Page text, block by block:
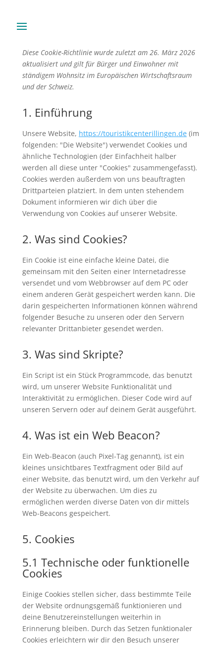
Diese Cookie-Richtlinie wurde zuletzt am 26. März 2026
aktualisiert und gilt für Bürger und Einwohner mit
ständigem Wohnsitz im Europäischen Wirtschaftsraum
und der Schweiz.
1. Einführung
Unsere Website, https://touristikcenterillingen.de(im
folgenden: "Die Website") verwendet Cookies und
ähnliche Technologien (der Einfachheit halber
werden all diese unter "Cookies" zusammengefasst).
Cookies werden außerdem von uns beauftragten
Drittparteien platziert. In dem unten stehendem
Dokument informieren wir dich über die
Verwendung von Cookies auf unserer Website.
2. Was sind Cookies?
Ein Cookie ist eine einfache kleine Datei, die
gemeinsam mit den Seiten einer Internetadresse
versendet und vom Webbrowser auf dem PC oder
einem anderen Gerät gespeichert werden kann. Die
darin gespeicherten Informationen können während
folgender Besuche zu unseren oder den Servern
relevanter Drittanbieter gesendet werden.
3. Was sind Skripte?
Ein Script ist ein Stück Programmcode, das benutzt
wird, um unserer Website Funktionalität und
Interaktivität zu ermöglichen. Dieser Code wird auf
unseren Servern oder auf deinem Gerät ausgeführt.
4. Was ist ein Web Beacon?
Ein Web-Beacon (auch Pixel-Tag genannt), ist ein
kleines unsichtbares Textfragment oder Bild auf
einer Website, das benutzt wird, um den Verkehr auf
der Website zu überwachen. Um dies zu
ermöglichen werden diverse Daten von dir mittels
Web-Beacons gespeichert.
5. Cookies
5.1 Technische oder funktionelle
Cookies
Einige Cookies stellen sicher, dass bestimmte Teile
der Website ordnungsgemäß funktionieren und
deine Benutzereinstellungen weiterhin in
Erinnerung bleiben. Durch das Setzen funktionaler
Cookies erleichtern wir dir den Besuch unserer